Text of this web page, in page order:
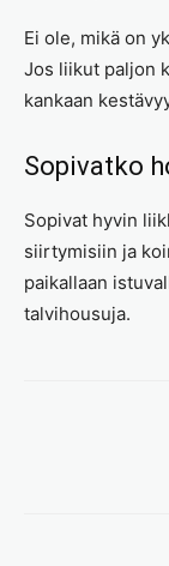
Ei ole, mikä on
Jos liikut paljon
kankaan
Sopivatko
Sopivat hyvin
siirtymisiin ja
paikallaan
talvihousuja.